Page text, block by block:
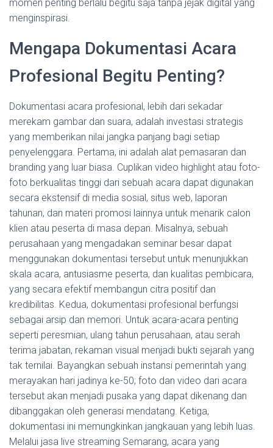
momen penting berlalu begitu saja tanpa jejak digital yang
menginspirasi.
Mengapa Dokumentasi Acara
Profesional Begitu Penting?
Dokumentasi acara profesional, lebih dari sekadar
merekam gambar dan suara, adalah investasi strategis
yang memberikan nilai jangka panjang bagi setiap
penyelenggara. Pertama, ini adalah alat pemasaran dan
branding yang luar biasa. Cuplikan video highlight atau foto-
foto berkualitas tinggi dari sebuah acara dapat digunakan
secara ekstensif di media sosial, situs web, laporan
tahunan, dan materi promosi lainnya untuk menarik calon
klien atau peserta di masa depan. Misalnya, sebuah
perusahaan yang mengadakan seminar besar dapat
menggunakan dokumentasi tersebut untuk menunjukkan
skala acara, antusiasme peserta, dan kualitas pembicara,
yang secara efektif membangun citra positif dan
kredibilitas. Kedua, dokumentasi profesional berfungsi
sebagai arsip dan memori. Untuk acara-acara penting
seperti peresmian, ulang tahun perusahaan, atau serah
terima jabatan, rekaman visual menjadi bukti sejarah yang
tak ternilai. Bayangkan sebuah instansi pemerintah yang
merayakan hari jadinya ke-50; foto dan video dari acara
tersebut akan menjadi pusaka yang dapat dikenang dan
dibanggakan oleh generasi mendatang. Ketiga,
dokumentasi ini memungkinkan jangkauan yang lebih luas.
Melalui jasa live streaming Semarang, acara yang